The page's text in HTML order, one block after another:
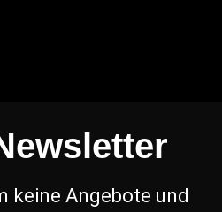
keine Angebote und